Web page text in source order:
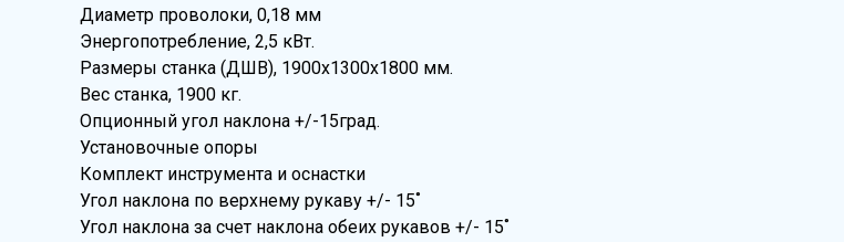
Диаметр проволоки, 0,18 мм
Энергопотребление, 2,5 кВт.
Размеры станка (ДШВ), 1900х1300х1800 мм.
Вес станка, 1900 кг.
Опционный угол наклона +/-15град.
Установочные опоры
Комплект инструмента и оснастки
Угол наклона по верхнему рукаву +/- 15˚
Угол наклона за счет наклона обеих рукавов +/- 15˚